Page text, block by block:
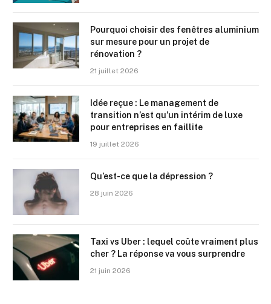
Pourquoi choisir des fenêtres aluminium
sur mesure pour un projet de
rénovation ?
21 juillet 2026
Idée reçue : Le management de
transition n’est qu’un intérim de luxe
pour entreprises en faillite
19 juillet 2026
Qu’est-ce que la dépression ?
28 juin 2026
Taxi vs Uber : lequel coûte vraiment plus
cher ? La réponse va vous surprendre
21 juin 2026